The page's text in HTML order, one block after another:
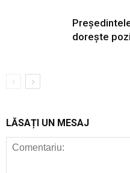
dorește
LĂSAȚI UN MESAJ